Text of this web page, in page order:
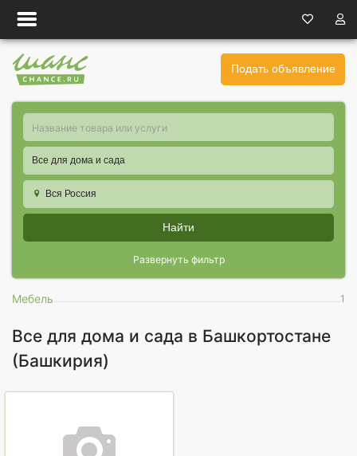
Подать объявление
Все для дома и сада
Вся Россия
Найти
Развернуть фильтр
Мебель 1
Все для дома и сада в Башкортостане
(Башкирия)